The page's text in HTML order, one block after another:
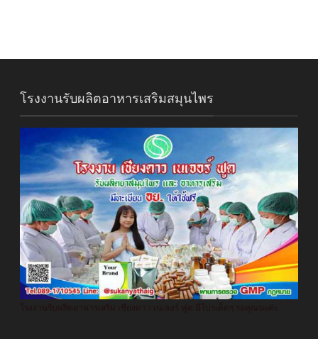
โรงงานรับผลิตอาหารเสริมสมุนไพร